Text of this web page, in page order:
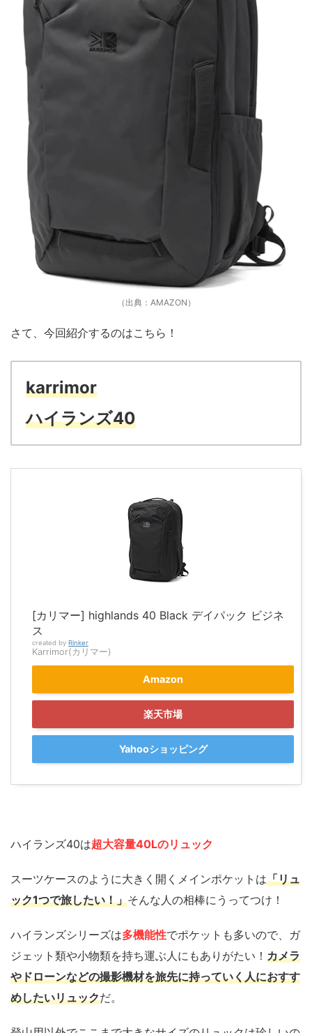
（出典：AMAZON）
さて、今回紹介するのはこちら！
karrimor
ハイランズ40
[カリマー] highlands 40 Black デイパック ビジネ
ス
created by Rinker
Karrimor(カリマー)
Amazon
楽天市場
Yahooショッピング
ハイランズ40は超大容量40Lのリュック
スーツケースのように大きく開くメインポケットは「リュ
ック1つで旅したい！」そんな人の相棒にうってつけ！
ハイランズシリーズは多機能性でポケットも多いので、ガ
ジェット類や小物類を持ち運ぶ人にもありがたい！ カメラ
やドローンなどの撮影機材を旅先に持っていく人におすす
めしたいリュックだ。